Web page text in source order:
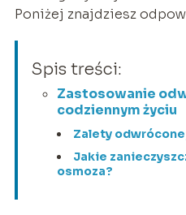
Poniżej znajdziesz
Spis treści:
Zastosowanie
codziennym życiu
Zalety
Jakie
osmoza?